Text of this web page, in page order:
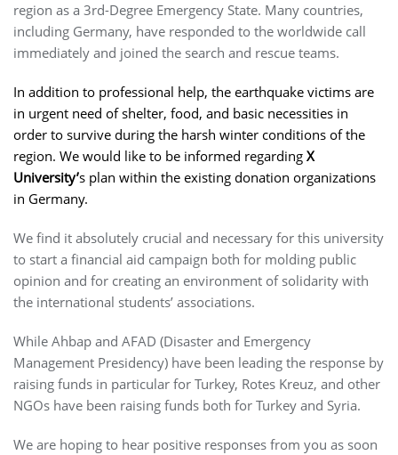
region as a 3rd-Degree Emergency State. Many countries,
including Germany, have responded to the worldwide call
immediately and joined the search and rescue teams.
In addition to professional help, the earthquake victims are
in urgent need of shelter, food, and basic necessities in
order to survive during the harsh winter conditions of the
region. We would like to be informed regarding X
University’s plan within the existing donation organizations
in Germany.
We find it absolutely crucial and necessary for this university
to start a financial aid campaign both for molding public
opinion and for creating an environment of solidarity with
the international students’ associations.
While Ahbap and AFAD (Disaster and Emergency
Management Presidency) have been leading the response by
raising funds in particular for Turkey, Rotes Kreuz, and other
NGOs have been raising funds both for Turkey and Syria.
We are hoping to hear positive responses from you as soon